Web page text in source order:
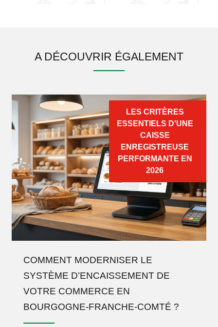
A DÉCOUVRIR ÉGALEMENT
COMMENT MODERNISER LE
SYSTÈME D’ENCAISSEMENT DE
VOTRE COMMERCE EN
BOURGOGNE-FRANCHE-COMTÉ ?
LES CRITÈRES
ESSENTIELS D'UNE
CAISSE
ENREGISTREUSE
PERFORMANTE EN
2026